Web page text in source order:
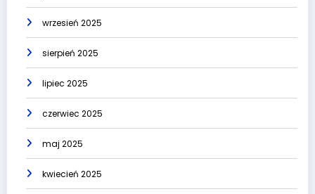
wrzesień 2025
sierpień 2025
lipiec 2025
czerwiec 2025
maj 2025
kwiecień 2025